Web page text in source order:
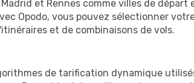
et Rennes comme villes de départ
Opodo, vous pouvez sélectionner
et de combinaisons de vols.
de tarification dynamique